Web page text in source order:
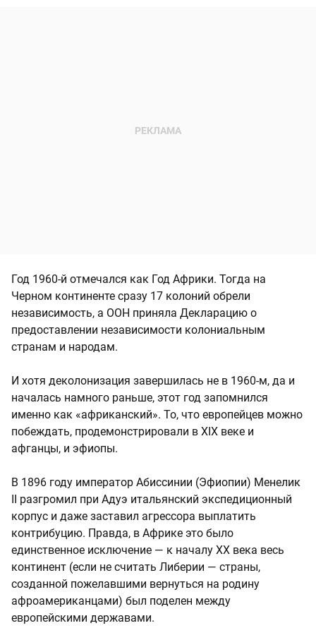
Год 1960-й отмечался как Год Африки. Тогда на
Черном континенте сразу 17 колоний обрели
независимость, а ООН приняла Декларацию о
предоставлении независимости колониальным
странам и народам.
И хотя деколонизация завершилась не в 1960-м, да и
началась намного раньше, этот год запомнился
именно как «африканский». То, что европейцев можно
побеждать, продемонстрировали в XIX веке и
афганцы, и эфиопы.
В 1896 году император Абиссинии (Эфиопии) Менелик
II разгромил при Адуэ итальянский экспедиционный
корпус и даже заставил агрессора выплатить
контрибуцию. Правда, в Африке это было
единственное исключение — к началу ХХ века весь
континент (если не считать Либерии — страны,
созданной пожелавшими вернуться на родину
афроамериканцами) был поделен между
европейскими державами.